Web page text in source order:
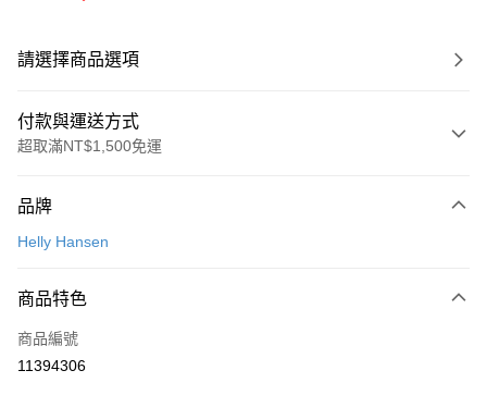
請選擇商品選項
付款與運送方式
超取滿NT$1,500免運
信用卡一次付款
Apple Pay
悠遊付
品牌
Helly Hansen
商品特色
商品編號
11394306